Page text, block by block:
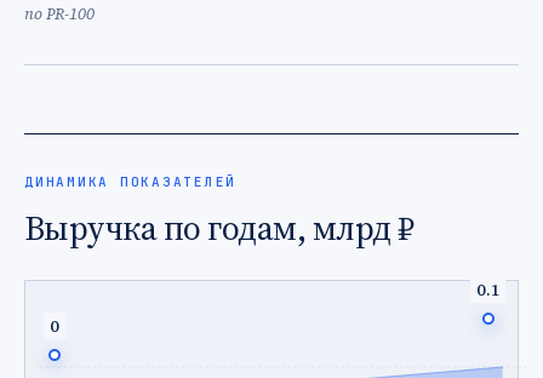
по PR-100
ДИНАМИКА ПОКАЗАТЕЛЕЙ
Выручка по годам, млрд ₽
0
0.1